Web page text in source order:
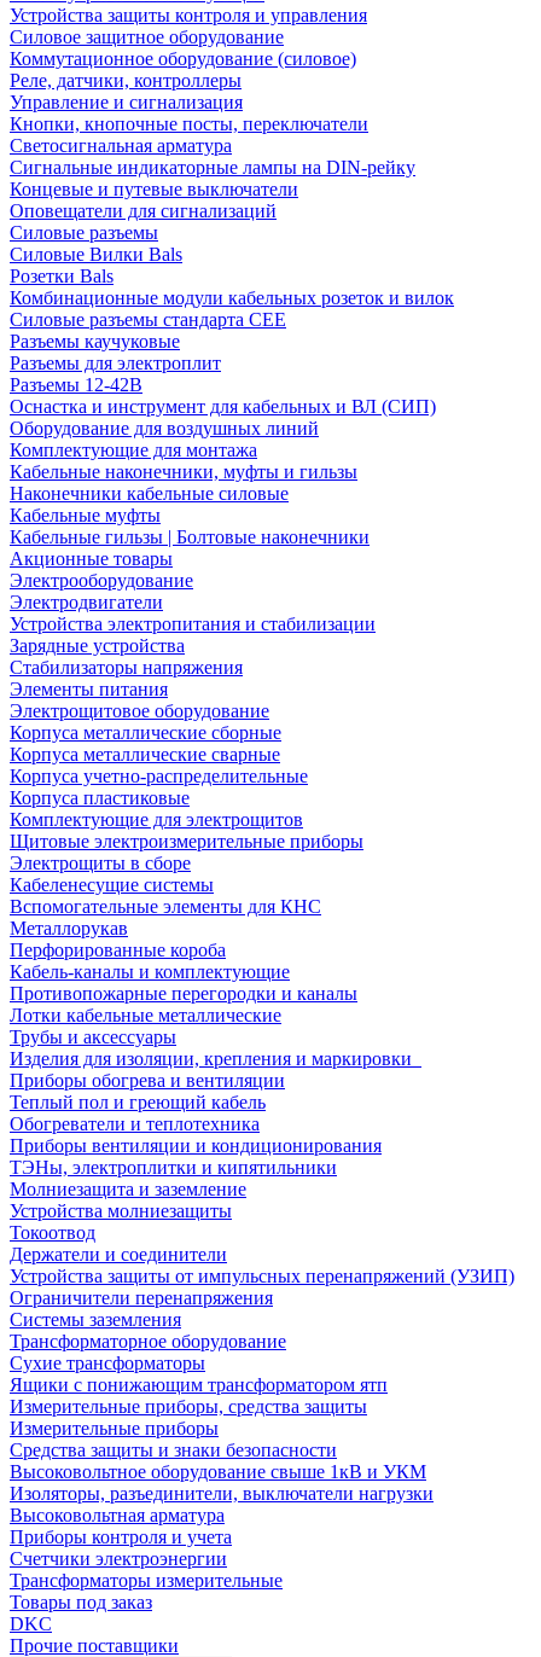
Устройства защиты контроля и управления
Силовое защитное оборудование
Коммутационное оборудование (силовое)
Реле, датчики, контроллеры
Управление и сигнализация
Кнопки, кнопочные посты, переключатели
Светосигнальная арматура
Сигнальные индикаторные лампы на DIN-рейку
Концевые и путевые выключатели
Оповещатели для сигнализаций
Силовые разъемы
Силовые Вилки Bals
Розетки Bals
Комбинационные модули кабельных розеток и вилок
Силовые разъемы стандарта CEE
Разъемы каучуковые
Разъемы для электроплит
Разъемы 12-42В
Оснастка и инструмент для кабельных и ВЛ (СИП)
Оборудование для воздушных линий
Комплектующие для монтажа
Кабельные наконечники, муфты и гильзы
Наконечники кабельные силовые
Кабельные муфты
Кабельные гильзы | Болтовые наконечники
Акционные товары
Электрооборудование
Электродвигатели
Устройства электропитания и стабилизации
Зарядные устройства
Стабилизаторы напряжения
Элементы питания
Электрощитовое оборудование
Корпуса металлические сборные
Корпуса металлические сварные
Корпуса учетно-распределительные
Корпуса пластиковые
Комплектующие для электрощитов
Щитовые электроизмерительные приборы
Электрощиты в сборе
Кабеленесущие системы
Вспомогательные элементы для КНС
Металлорукав
Перфорированные короба
Кабель-каналы и комплектующие
Противопожарные перегородки и каналы
Лотки кабельные металлические
Трубы и аксессуары
Изделия для изоляции, крепления и маркировки
Приборы обогрева и вентиляции
Теплый пол и греющий кабель
Обогреватели и теплотехника
Приборы вентиляции и кондиционирования
ТЭНы, электроплитки и кипятильники
Молниезащита и заземление
Устройства молниезащиты
Токоотвод
Держатели и соединители
Устройства защиты от импульсных перенапряжений (УЗИП)
Ограничители перенапряжения
Системы заземления
Трансформаторное оборудование
Сухие трансформаторы
Ящики с понижающим трансформатором ятп
Измерительные приборы, средства защиты
Измерительные приборы
Средства защиты и знаки безопасности
Высоковольтное оборудование свыше 1кВ и УКМ
Изоляторы, разъединители, выключатели нагрузки
Высоковольтная арматура
Приборы контроля и учета
Счетчики электроэнергии
Трансформаторы измерительные
Товары под заказ
DKC
Прочие поставщики